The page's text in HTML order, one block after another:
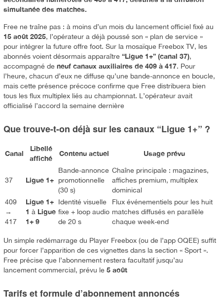
simultanée des matches.
Free ne traîne pas : à moins d’un mois du lancement officiel fixé au
15 août 2025, l’opérateur a déjà poussé son « plan de service »
pour intégrer la future offre foot. Sur la mosaïque Freebox TV, les
abonnés voient désormais apparaître “Ligue 1+” (canal 37),
accompagné de neuf canaux auxiliaires de 409 à 417. Pour
l’heure, chacun d’eux ne diffuse qu’une bande-annonce en boucle,
mais cette présence précoce confirme que Free distribuera bien
tous les flux multiplex liés au championnat. L’opérateur avait
officialisé l’accord la semaine dernière
Que trouve-t-on déjà sur les canaux “Ligue 1+” ?
Canal
Libellé
affiché
Contenu actuel Usage prévu
37 Ligue 1+
Bande-annonce
promotionnelle
(30 s)
Chaîne principale : magazines,
affiches premium, multiplex
dominical
409
→
417
Ligue 1+
1 à Ligue
1+ 9
Identité visuelle
fixe + loop audio
de 20 s
Flux événementiels pour les huit
matches diffusés en parallèle
chaque week-end
Un simple redémarrage du Player Freebox (ou de l’app OQEE) suffit
pour forcer l’apparition de ces vignettes dans la section « Sport ».
Free précise que l’abonnement restera facultatif jusqu’au
lancement commercial, prévu le 5 août
Tarifs et formule d’abonnement annoncés